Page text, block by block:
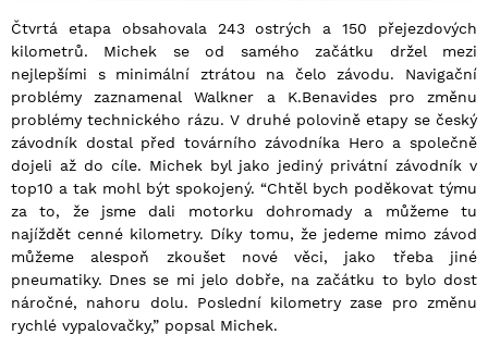
Čtvrtá etapa obsahovala 243 ostrých a 150 přejezdových
kilometrů. Michek se od samého začátku držel mezi
nejlepšími s minimální ztrátou na čelo závodu. Navigační
problémy zaznamenal Walkner a K.Benavides pro změnu
problémy technického rázu. V druhé polovině etapy se český
závodník dostal před továrního závodníka Hero a společně
dojeli až do cíle. Michek byl jako jediný privátní závodník v
top10 a tak mohl být spokojený. “Chtěl bych poděkovat týmu
za to, že jsme dali motorku dohromady a můžeme tu
najíždět cenné kilometry. Díky tomu, že jedeme mimo závod
můžeme alespoň zkoušet nové věci, jako třeba jiné
pneumatiky. Dnes se mi jelo dobře, na začátku to bylo dost
náročné, nahoru dolu. Poslední kilometry zase pro změnu
rychlé vypalovačky,” popsal Michek.